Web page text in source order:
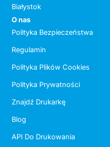
Białystok
O nas
Polityka Bezpieczeństwa
Regulamin
Polityka Plików Cookies
Polityka Prywatności
Znajdź Drukarkę
Blog
API Do Drukowania